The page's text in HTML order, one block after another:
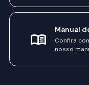
Manual
Confira
nosso